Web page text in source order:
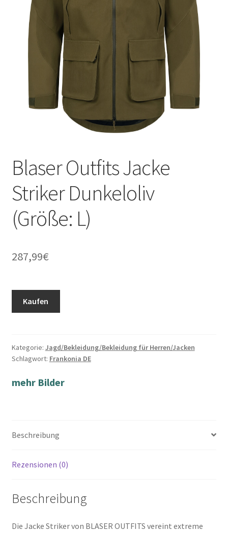
Blaser Outfits Jacke
Striker Dunkeloliv
(Größe: L)
287,99€
Kaufen
Kategorie: Jagd/Bekleidung/Bekleidung für Herren/Jacken
Schlagwort: Frankonia DE
mehr Bilder
Beschreibung
Rezensionen (0)
Beschreibung
Die Jacke Striker von BLASER OUTFITS vereint extreme